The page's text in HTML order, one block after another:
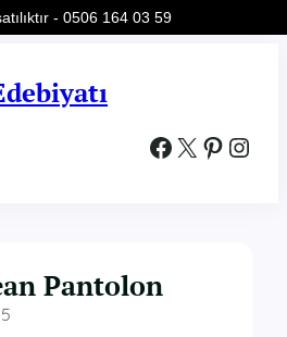
Facebook X Pinterest Instagram
Pantolon
- 0506 164 03 59